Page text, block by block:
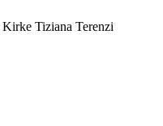
Kirke Tiziana Terenzi